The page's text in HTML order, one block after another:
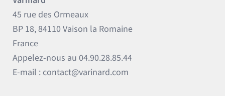
45 rue des Ormeaux
BP 18, 84110 Vaison la Romaine
France
Appelez-nous au04.90.28.85.44
E-mail : contact@varinard.com